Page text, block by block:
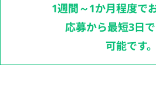
1週間～1か月程度で
応募から最短3日
可能です。